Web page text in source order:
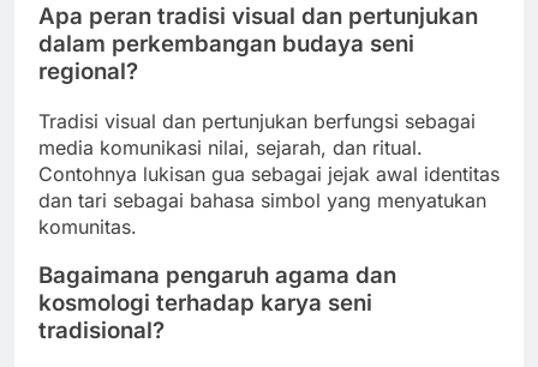
Apa peran tradisi visual dan pertunjukan
dalam perkembangan budaya seni
regional?
Tradisi visual dan pertunjukan berfungsi sebagai
media komunikasi nilai, sejarah, dan ritual.
Contohnya lukisan gua sebagai jejak awal identitas
dan tari sebagai bahasa simbol yang menyatukan
komunitas.
Bagaimana pengaruh agama dan
kosmologi terhadap karya seni
tradisional?